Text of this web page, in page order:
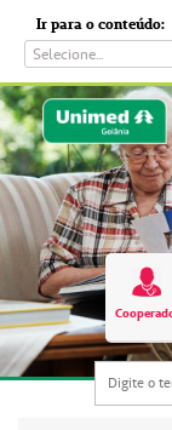
Ir para o conteúdo: